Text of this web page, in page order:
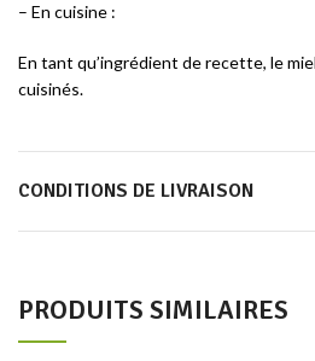
– En cuisine :
En tant qu’ingrédient de recette, le
cuisinés.
CONDITIONS DE LIVRAISON
PRODUITS SIMILAIRES